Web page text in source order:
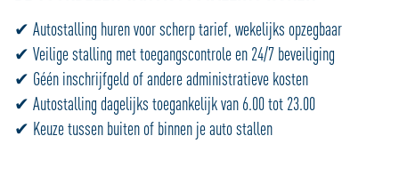
✔ Autostalling huren voor scherp tarief, wekelijks opzegbaar
✔ Veilige stalling met toegangscontrole en 24/7 beveiliging
✔ Géén inschrijfgeld of andere administratieve kosten
✔ Autostalling dagelijks toegankelijk van 6.00 tot 23.00
✔ Keuze tussen buiten of binnen je auto stallen